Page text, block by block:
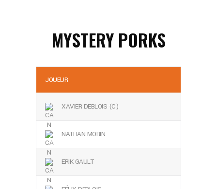
MYSTERY PORKS
JOUEUR
XAVIER DEBLOIS (C)
NATHAN MORIN
ERIK GAULT